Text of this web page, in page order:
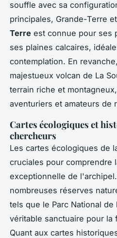
souffle avec sa
principales, Grande-Terre
Terre est connue pour ses
ses plaines calcaires,
contemplation. En revanche,
majestueux volcan de La
terrain riche et
aventuriers et amateurs de
Cartes écologiques et
chercheurs
Les cartes écologiques de
cruciales pour comprendre
exceptionnelle de
nombreuses réserves
tels que le Parc National de
véritable sanctuaire pour la
Quant aux cartes